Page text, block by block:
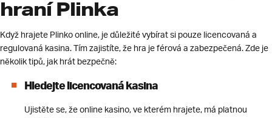
hraní Plinka
Když hrajete Plinko online, je důležité vybírat si pouze licencovaná a
regulovaná kasina. Tím zajistíte, že hra je férová a zabezpečená. Zde je
několik tipů, jak hrát bezpečně:
Hledejte licencovaná kasina
Ujistěte se, že online kasino, ve kterém hrajete, má platnou